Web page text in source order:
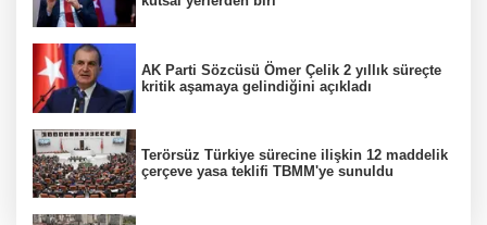
AK Parti Sözcüsü Ömer Çelik 2 yıllık süreçte
kritik aşamaya gelindiğini açıkladı
Terörsüz Türkiye sürecine ilişkin 12 maddelik
çerçeve yasa teklifi TBMM'ye sunuldu